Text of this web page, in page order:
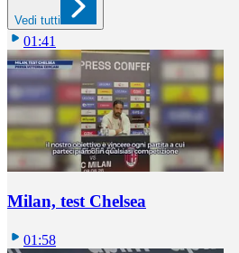
Vedi tutti
01:41
Milan, test Chelsea
01:58